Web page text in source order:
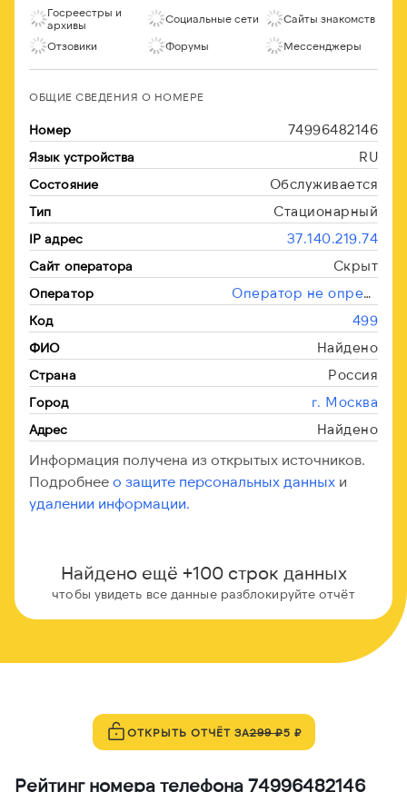
Госреестры и
архивы
Социальные сети Сайты знакомств
Отзовики Форумы Мессенджеры
ОБЩИЕ СВЕДЕНИЯ О НОМЕРЕ
Номер 74996482146
Язык устройства RU
Состояние Обслуживается
Тип Стационарный
IP адрес 37.140.219.74
Сайт оператора Скрыт
Оператор Оператор не определён
Код 499
ФИО Найдено
Страна Россия
Город г. Москва
Адрес Найдено
Информация получена из открытых источников.
Подробнее о защите персональных данных и
удалении информации.
Найдено ещё +100 строк данных
чтобы увидеть все данные разблокируйте отчёт
ОТКРЫТЬ ОТЧЁТ ЗА299 ₽5 ₽
Рейтинг номера телефона 74996482146